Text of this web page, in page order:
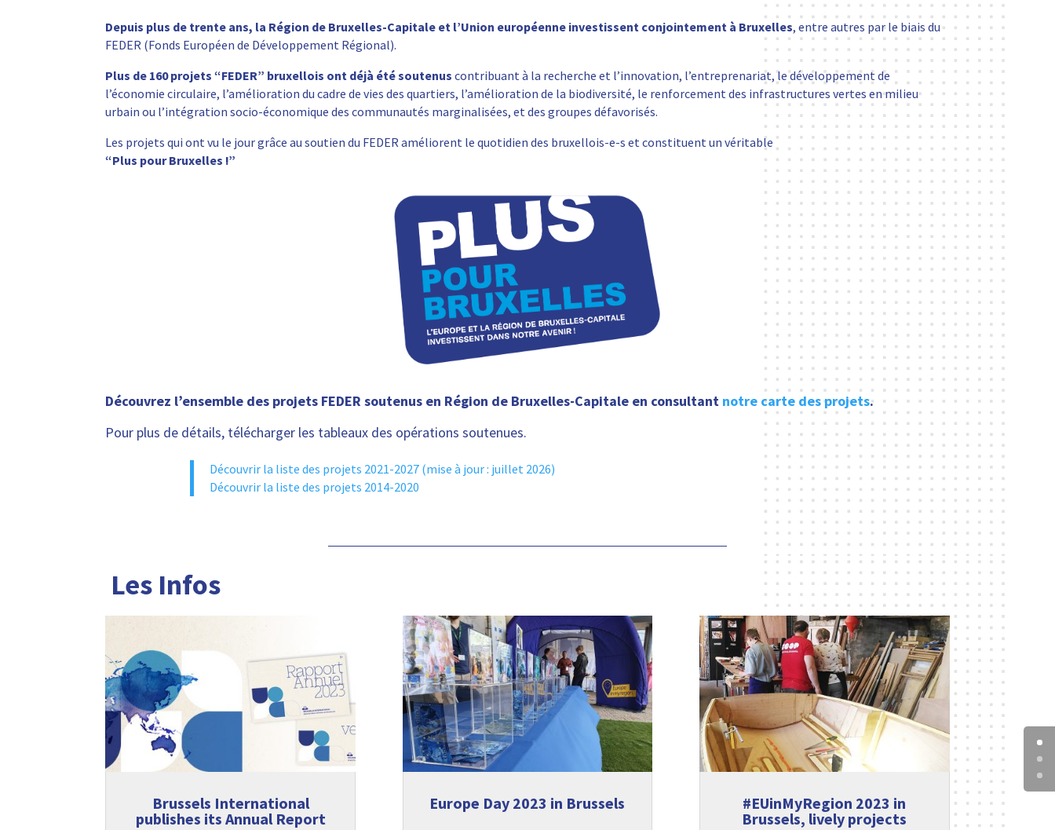
Depuis plus de trente ans, la Région de Bruxelles-Capitale et l’Union européenne investissent conjointement à Bruxelles, entre autres par le biais du
FEDER (Fonds Européen de Développement Régional).
Plus de 160 projets “FEDER” bruxellois ont déjà été soutenus contribuant à la recherche et l’innovation, l’entreprenariat, le développement de
l’économie circulaire, l’amélioration du cadre de vies des quartiers, l’amélioration de la biodiversité, le renforcement des infrastructures vertes en milieu
urbain ou l’intégration socio-économique des communautés marginalisées, et des groupes défavorisés.
Les projets qui ont vu le jour grâce au soutien du FEDER améliorent le quotidien des bruxellois-e-s et constituent un véritable
“Plus pour Bruxelles !”
Découvrez l’ensemble des projets FEDER soutenus en Région de Bruxelles-Capitale en consultant notre carte des projets.
Pour plus de détails, télécharger les tableaux des opérations soutenues.
Découvrir la liste des projets 2021-2027 (mise à jour : juillet 2026)
Découvrir la liste des projets 2014-2020
Les Infos
Brussels International
publishes its Annual Report
Europe Day 2023 in Brussels
#EUinMyRegion 2023 in
Brussels, lively projects